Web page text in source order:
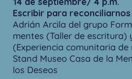
Escribir para reconciliarnos
Adrián Arcila del grupo
mentes (Taller de escritura)
(Experiencia comunitaria de
Stand Museo Casa de la
los Deseos